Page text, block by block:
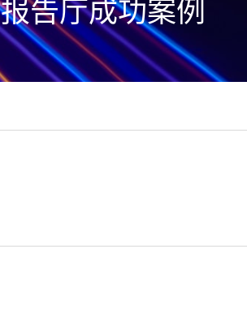
视频会议配件
AI智慧会议平板itchub
教育
医疗
报告厅成功案例